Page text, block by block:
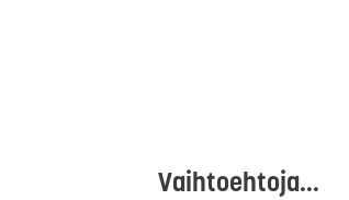
Vaihtoehtoja...